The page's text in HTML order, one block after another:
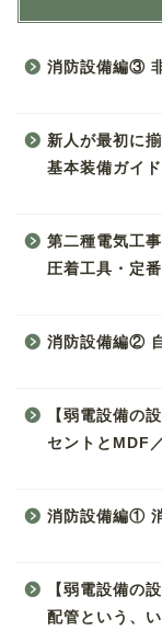
消防設備編③
新人が最初に
基本装備ガイド
第二種電気工
圧着工具・定
消防設備編②
【弱電設備の
セントとMDF
消防設備編①
【弱電設備の
配管という、